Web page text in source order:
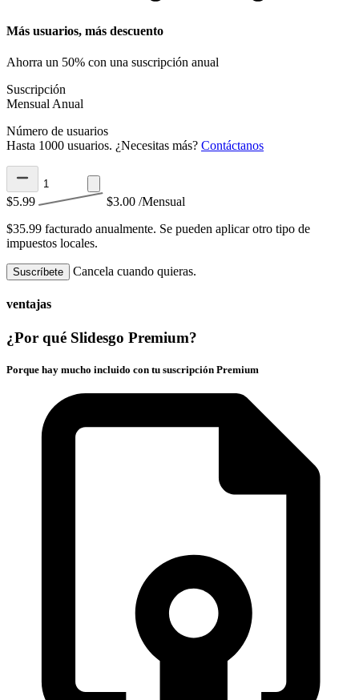
Más usuarios, más descuento
Ahorra un 50% con una suscripción anual
Suscripción
Mensual Anual
Número de usuarios
Hasta 1000 usuarios. ¿Necesitas más? Contáctanos
$5.99 $3.00 /Mensual
$35.99 facturado anualmente. Se pueden aplicar otro tipo de
impuestos locales.
Suscríbete Cancela cuando quieras.
ventajas
¿Por qué Slidesgo Premium?
Porque hay mucho incluido con tu suscripción Premium